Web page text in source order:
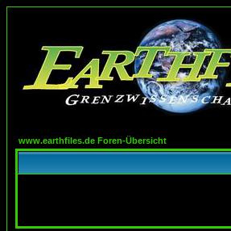
www.earthfiles.de Foren-Übersicht